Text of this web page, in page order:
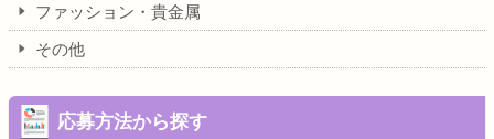
ファッション・貴金属
その他
応募方法から探す